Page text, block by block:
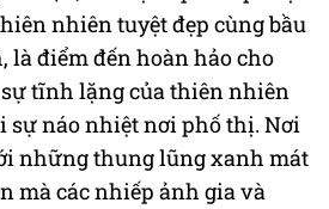
nhiên tuyệt đẹp cùng bầu
điểm đến hoàn hảo cho
tĩnh lặng của thiên nhiên
náo nhiệt nơi phố thị. Nơi
những thung lũng xanh mát
mà các nhiếp ảnh gia và